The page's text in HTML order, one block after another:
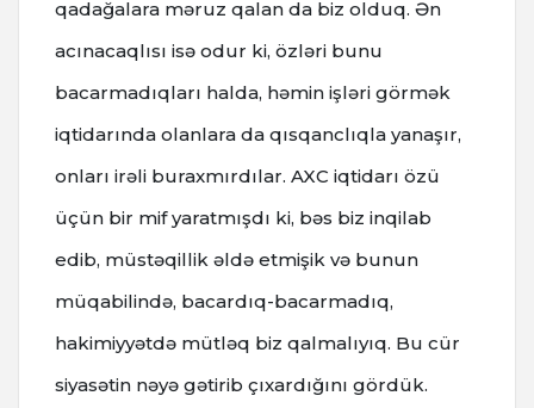
qadağalara məruz qalan da biz olduq. Ən
acınacaqlısı isə odur ki, özləri bunu
bacarmadıqları halda, həmin işləri görmək
iqtidarında olanlara da qısqanclıqla yanaşır,
onları irəli buraxmırdılar. AXC iqtidarı özü
üçün bir mif yaratmışdı ki, bəs biz inqilab
edib, müstəqillik əldə etmişik və bunun
müqabilində, bacardıq-bacarmadıq,
hakimiyyətdə mütləq biz qalmalıyıq. Bu cür
siyasətin nəyə gətirib çıxardığını gördük.